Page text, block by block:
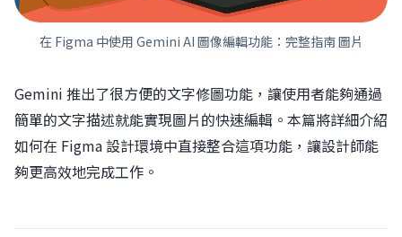
在 Figma 中使用 Gemini AI 圖像編輯功能：完整指南 圖片
Gemini 推出了很方便的文字修圖功能，讓使用者能夠通過
簡單的文字描述就能實現圖片的快速編輯。本篇將詳細介紹
如何在 Figma 設計環境中直接整合這項功能，讓設計師能
夠更高效地完成工作。